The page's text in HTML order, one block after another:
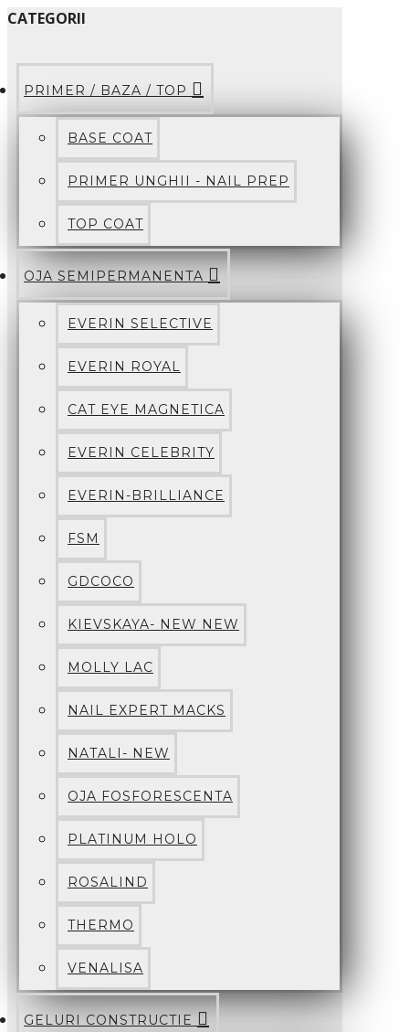
CATEGORII
PRIMER / BAZA / TOP
BASE COAT
PRIMER UNGHII - NAIL PREP
TOP COAT
OJA SEMIPERMANENTA
EVERIN SELECTIVE
EVERIN ROYAL
CAT EYE MAGNETICA
EVERIN CELEBRITY
EVERIN-BRILLIANCE
FSM
GDCOCO
KIEVSKAYA- NEW NEW
MOLLY LAC
NAIL EXPERT MACKS
NATALI- NEW
OJA FOSFORESCENTA
PLATINUM HOLO
ROSALIND
THERMO
VENALISA
GELURI CONSTRUCTIE